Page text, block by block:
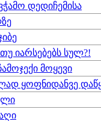
დედიჩემისა
თუ იარსებებს სულ?!
მოყევი
ყოფნიდანვე